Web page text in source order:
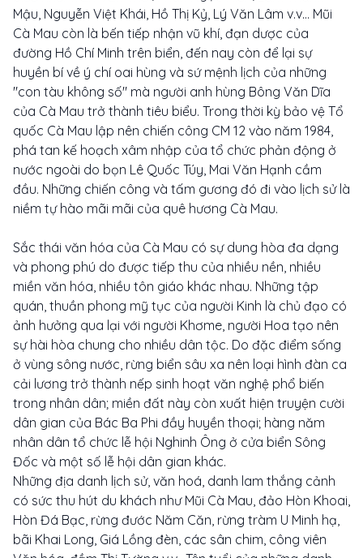
Mậu, Nguyễn Việt Khái, Hồ Thị Kỷ, Lý Văn Lâm v.v... Mũi
Cà Mau còn là bến tiếp nhận vũ khí, đạn dược của
đường Hồ Chí Minh trên biển, đến nay còn để lại sự
huyền bí về ý chí oai hùng và sứ mệnh lịch của những
"con tàu không số" mà người anh hùng Bông Văn Dĩa
của Cà Mau trở thành tiêu biểu. Trong thời kỳ bảo vệ Tổ
quốc Cà Mau lập nên chiến công CM 12 vào năm 1984,
phá tan kế hoạch xâm nhập của tổ chức phản động ở
nước ngoài do bọn Lê Quốc Túy, Mai Văn Hạnh cầm
đầu. Những chiến công và tấm gương đó đi vào lịch sử là
niềm tự hào mãi mãi của quê hương Cà Mau.
Sắc thái văn hóa của Cà Mau có sự dung hòa đa dạng
và phong phú do được tiếp thu của nhiều nền, nhiều
miền văn hóa, nhiều tôn giáo khác nhau. Những tập
quán, thuần phong mỹ tục của người Kinh là chủ đạo có
ảnh hưởng qua lại với người Khơme, người Hoa tạo nên
sự hài hòa chung cho nhiều dân tộc. Do đặc điểm sống
ở vùng sông nước, rừng biển sâu xa nên loại hình đàn ca
cải lương trở thành nếp sinh hoạt văn nghệ phổ biến
trong nhân dân; miền đất này còn xuất hiện truyện cười
dân gian của Bác Ba Phi đầy huyền thoại; hàng năm
nhân dân tổ chức lễ hội Nghinh Ông ở cửa biển Sông
Đốc và một số lễ hội dân gian khác.
Những địa danh lịch sử, văn hoá, danh lam thắng cảnh
có sức thu hút du khách như Mũi Cà Mau, đảo Hòn Khoai,
Hòn Đá Bạc, rừng đước Năm Căn, rừng tràm U Minh hạ,
bãi Khai Long, Giá Lồng đèn, các sân chim, công viên